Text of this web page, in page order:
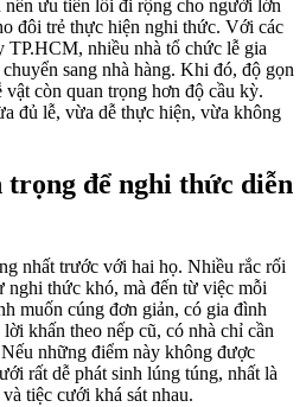
nên ưu tiên lối đi rộng cho người lớn
đôi trẻ thực hiện nghi thức. Với các
TP.HCM, nhiều nhà tổ chức lễ gia
sang nhà hàng. Khi đó, độ gọn
còn quan trọng hơn độ cầu kỳ.
đủ lễ, vừa dễ thực hiện, vừa không
để nghi thức diễn
nhất trước với hai họ. Nhiều rắc rối
nghi thức khó, mà đến từ việc mỗi
muốn cúng đơn giản, có gia đình
khấn theo nếp cũ, có nhà chỉ cần
những điểm này không được
rất dễ phát sinh lúng túng, nhất là
tiệc cưới khá sát nhau.